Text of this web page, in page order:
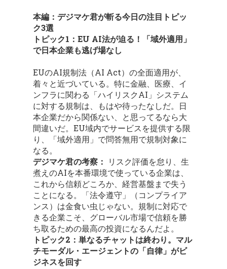
本編：デジマケ君が斬る今日の注目トピッ
ク3選
トピック1：EU AI法が迫る！「域外適用」
で日本企業も逃げ場なし
EUのAI規制法（AI Act）の全面適用が、
着々と近づいている。特に金融、医療、イ
ンフラに関わる「ハイリスクAI」システム
に対する規制は、もはや待ったなしだ。日
本企業だから関係ない、と思ってるなら大
間違いだ。EU域内でサービスを提供する限
り、「域外適用」で問答無用で規制対象に
なる。
デジマケ君の考察：
リスク評価を怠り、生
煮えのAIを本番環境で使っている企業は、
これから信頼どころか、経営基盤まで失う
ことになる。「法令遵守」（コンプライア
ンス）は金食い虫じゃない。規制に対応で
きる企業こそ、グローバル市場で信頼を勝
ち取るための最高の投資になるんだよ。
トピック2：単なるチャットは終わり。マル
チモーダル・エージェントの「自律」がビ
ジネスを回す